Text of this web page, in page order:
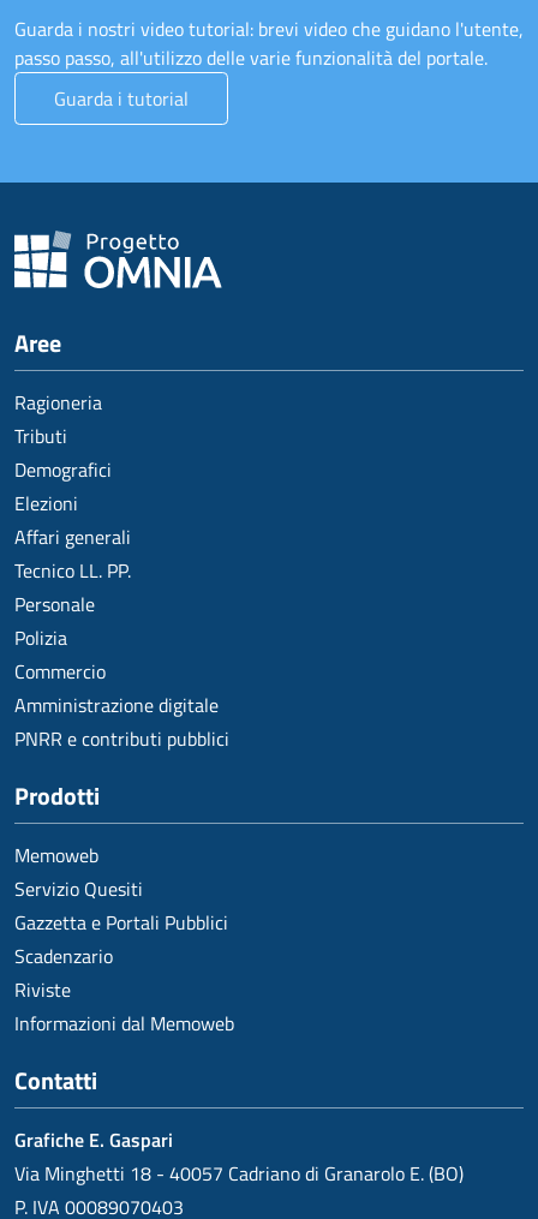
Guarda i nostri video tutorial: brevi video che guidano l'utente,
passo passo, all'utilizzo delle varie funzionalità del portale.
Guarda i tutorial
Aree
Ragioneria
Tributi
Demografici
Elezioni
Affari generali
Tecnico LL. PP.
Personale
Polizia
Commercio
Amministrazione digitale
PNRR e contributi pubblici
Prodotti
Memoweb
Servizio Quesiti
Gazzetta e Portali Pubblici
Scadenzario
Riviste
Informazioni dal Memoweb
Contatti
Grafiche E. Gaspari
Via Minghetti 18 - 40057 Cadriano di Granarolo E. (BO)
P. IVA 00089070403